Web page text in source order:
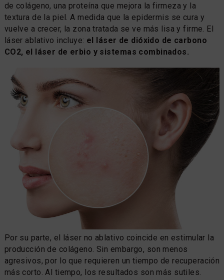
de colágeno, una proteína que mejora la firmeza y la
textura de la piel. A medida que la epidermis se cura y
vuelve a crecer, la zona tratada se ve más lisa y firme. El
láser ablativo incluye: el láser de dióxido de carbono
CO2, el láser de erbio y sistemas combinados.
Por su parte, el láser no ablativo coincide en estimular la
producción de colágeno. Sin embargo, son menos
agresivos, por lo que requieren un tiempo de recuperación
más corto. Al tiempo, los resultados son más sutiles.